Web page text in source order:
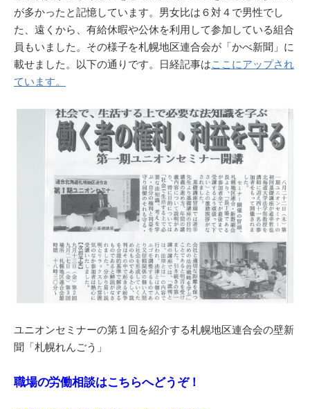
が多かったと記憶しています。男女比は６対４で男性でし
た、遠くから、有給休暇や公休を利用して参加している組合
員もいました。その様子を札幌地区連合会が「かべ新聞」に
載せました。以下の通りです。日経記事はここにアップされ
ています。
ユニオンセミナーの第１回を紹介する札幌地区連合会の壁新
聞「札幌れんごう」
職場の労働相談はこちらへどうぞ！